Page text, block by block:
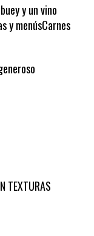
y un vino
y menúsCarnes
TEXTURAS